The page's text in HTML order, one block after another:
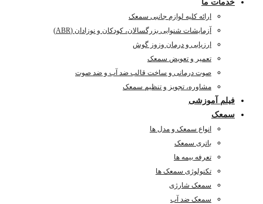
خدمات ما
ارائه کلیه لوازم جانبی سمعک
آزمایشات شنوایی بزرگسالان، کودکان و نوزادان (ABR)
ارزیابی و درمان وزوز گوش
تعمیر و تعویض سمعک
صوت درمانی و ساخت قالب ضد آب و ضد صوت
مشاوره، تجویز و تنظیم سمعک
فیلم آموزشی
سمعک
انواع سمعک و مدل ها
باتری سمعک
تعرفه بیمه ها
تکنولوژی سمعک ها
سمعک شارژی
سمعک ضد آب